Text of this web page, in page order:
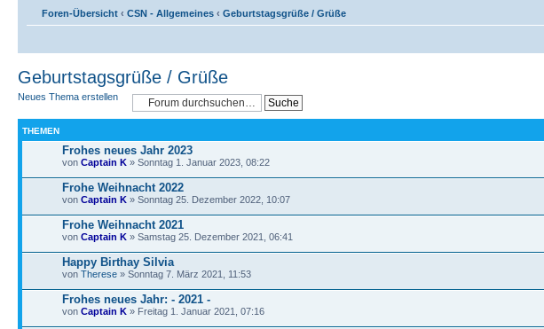
Foren-Übersicht ‹ CSN - Allgemeines ‹ Geburtstagsgrüße / Grüße
Geburtstagsgrüße / Grüße
Neues Thema erstellen
THEMEN
Frohes neues Jahr 2023
von Captain K » Sonntag 1. Januar 2023, 08:22
Frohe Weihnacht 2022
von Captain K » Sonntag 25. Dezember 2022, 10:07
Frohe Weihnacht 2021
von Captain K » Samstag 25. Dezember 2021, 06:41
Happy Birthay Silvia
von Therese » Sonntag 7. März 2021, 11:53
Frohes neues Jahr: - 2021 -
von Captain K » Freitag 1. Januar 2021, 07:16